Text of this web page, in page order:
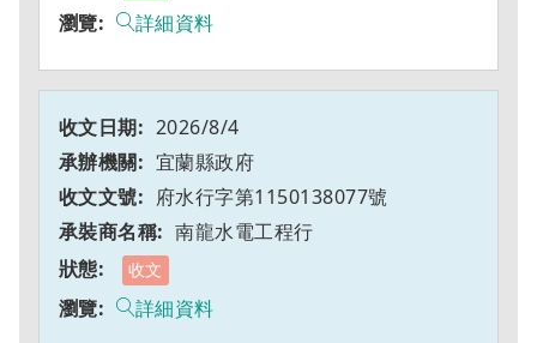
詳細資料
2026/8/4
宜蘭縣政府
府水行字第1150138077號
南龍水電工程行
收文
詳細資料